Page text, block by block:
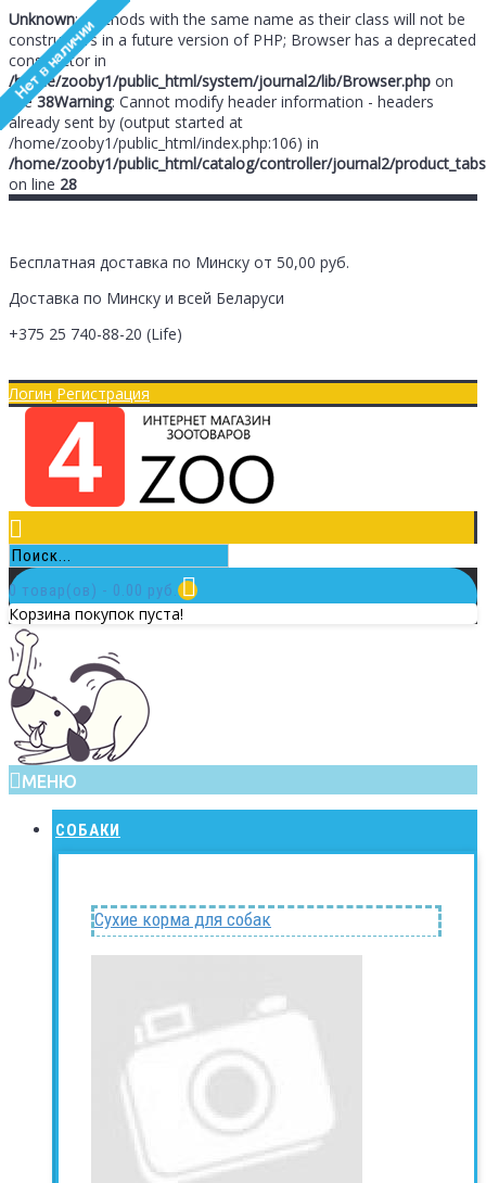
Unknown: Methods with the same name as their class will not be
constructors in a future version of PHP; Browser has a deprecated
constructor in
/home/zooby1/public_html/system/journal2/lib/Browser.php on
line38Warning: Cannot modify header information - headers
already sent by (output started at
/home/zooby1/public_html/index.php:106) in
/home/zooby1/public_html/catalog/controller/journal2/
on line 28
Бесплатная доставка по Минску от 50,00 руб.
Доставка по Минску и всей Беларуси
+375 25 740-88-20 (Life)
Логин Регистрация
0 товар(ов) - 0.00 руб.
Корзина покупок пуста!
МЕНЮ
СОБАКИ
Сухие корма для собак